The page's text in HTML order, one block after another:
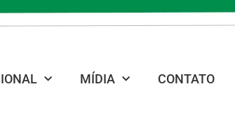
MÍDIA CONTATO